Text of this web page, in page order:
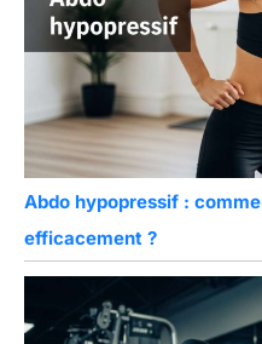
Abdo hypopressif :
efficacement ?